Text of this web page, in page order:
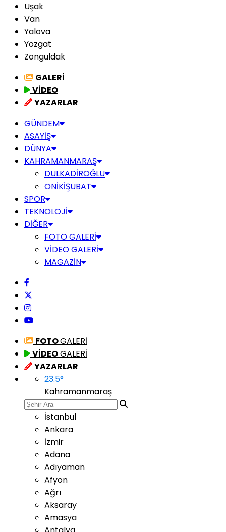
Uşak
Van
Yalova
Yozgat
Zonguldak
GALERİ
VİDEO
YAZARLAR
GÜNDEM
ASAYİŞ
DÜNYA
KAHRAMANMARAŞ
DULKADİROĞLU
ONİKİŞUBAT
SPOR
TEKNOLOJİ
DİĞER
FOTO GALERİ
VİDEO GALERİ
MAGAZİN
FOTOGALERİ
VİDEOGALERİ
YAZARLAR
23.5°
Kahramanmaraş
İstanbul
Ankara
İzmir
Adana
Adıyaman
Afyon
Ağrı
Aksaray
Amasya